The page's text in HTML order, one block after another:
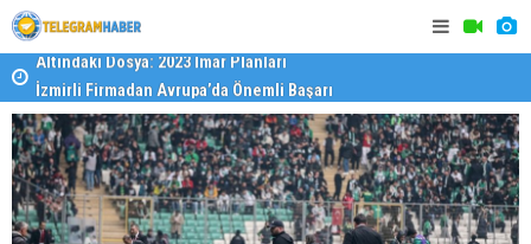
İzmirli Firmadan Avrupa’da Önemli Başarı
Devlet